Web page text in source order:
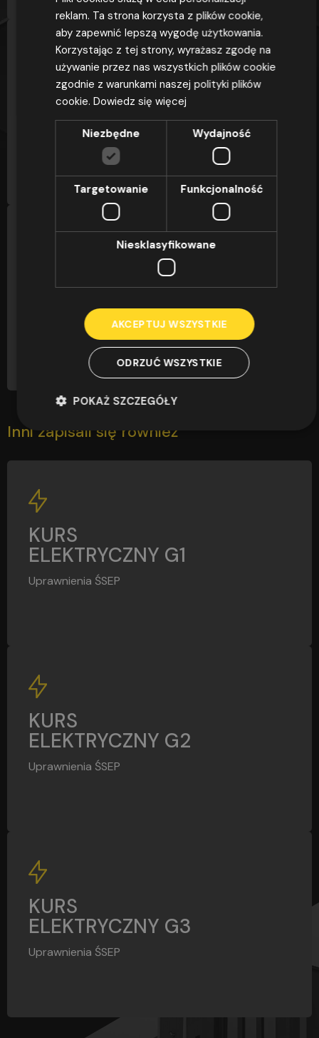
DLACZEGO OSZ OMEGA
OSZ Omega to ponad 25 lat doświadczenia,
ponad 42 000 zrealizowanych kursów i
zdawalność egzaminów sięgająca 97,4% – to nie...
DLACZEGO OSZ OMEGA
OSZ Omega to ponad 25 lat doświadczenia,
zdawalność egzaminów sięgająca 97,4% – to nie...
Inni zapisali się również
KURS
ELEKTRYCZNY G1
Uprawnienia ŚSEP
G1
KURS
ELEKTRYCZNY G2
Uprawnienia ŚSEP
G2
KURS
ELEKTRYCZNY G3
Uprawnienia ŚSEP
G3
reklam. Ta strona korzysta z plików cookie,
aby zapewnić lepszą wygodę użytkowania.
Korzystając z tej strony, wyrażasz zgodę na
używanie przez nas wszystkich plików cookie
zgodnie z warunkami naszej polityki plików
cookie.Dowiedz się więcej
Niezbędne Wydajność
Targetowanie Funkcjonalność
Niesklasyfikowane
AKCEPTUJ WSZYSTKIE
ODRZUĆ WSZYSTKIE
POKAŻ SZCZEGÓŁY